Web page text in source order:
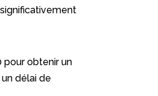
pour obtenir un
délai de